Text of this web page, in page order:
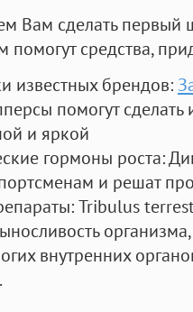
Вам сделать первый
помогут средства,
известных брендов:
помогут
и яркой
гормоны роста:
и решат
Tribulus
внутренних
.